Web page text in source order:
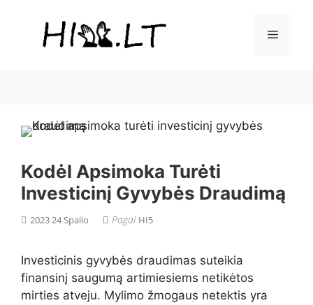
Meniu
Kodėl Apsimoka Turėti
Investicinį Gyvybės Draudimą
2023 24 Spalio Pagal HI5
Investicinis gyvybės draudimas suteikia
finansinį saugumą artimiesiems netikėtos
mirties atveju. Mylimo žmogaus netektis yra